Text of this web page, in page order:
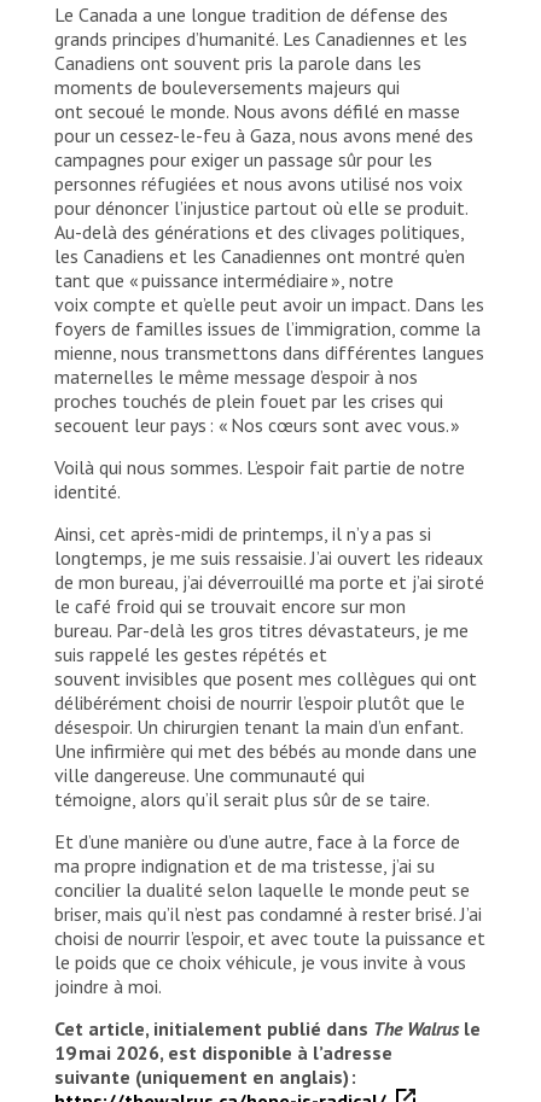
Le Canada a une longue tradition de défense des
grands principes d’humanité. Les Canadiennes et les
Canadiens ont souvent pris la parole dans les
moments de bouleversements majeurs qui
ont secoué le monde. Nous avons défilé en masse
pour un cessez-le-feu à Gaza, nous avons mené des
campagnes pour exiger un passage sûr pour les
personnes réfugiées et nous avons utilisé nos voix
pour dénoncer l’injustice partout où elle se produit.
Au-delà des générations et des clivages politiques,
les Canadiens et les Canadiennes ont montré qu’en
tant que « puissance intermédiaire », notre
voix compte et qu’elle peut avoir un impact. Dans les
foyers de familles issues de l’immigration, comme la
mienne, nous transmettons dans différentes langues
maternelles le même message d’espoir à nos
proches touchés de plein fouet par les crises qui
secouent leur pays : « Nos cœurs sont avec vous. »
Voilà qui nous sommes. L’espoir fait partie de notre
identité.
Ainsi, cet après-midi de printemps, il n’y a pas si
longtemps, je me suis ressaisie. J’ai ouvert les rideaux
de mon bureau, j’ai déverrouillé ma porte et j’ai siroté
le café froid qui se trouvait encore sur mon
bureau. Par-delà les gros titres dévastateurs, je me
suis rappelé les gestes répétés et
souvent invisibles que posent mes collègues qui ont
délibérément choisi de nourrir l’espoir plutôt que le
désespoir. Un chirurgien tenant la main d’un enfant.
Une infirmière qui met des bébés au monde dans une
ville dangereuse. Une communauté qui
témoigne, alors qu’il serait plus sûr de se taire.
Et d’une manière ou d’une autre, face à la force de
ma propre indignation et de ma tristesse, j’ai su
concilier la dualité selon laquelle le monde peut se
briser, mais qu’il n’est pas condamné à rester brisé. J’ai
choisi de nourrir l’espoir, et avec toute la puissance et
le poids que ce choix véhicule, je vous invite à vous
joindre à moi.
Cet article, initialement publié dans The Walrusle
19 mai 2026, est disponible à l’adresse
suivante (uniquement en anglais) :